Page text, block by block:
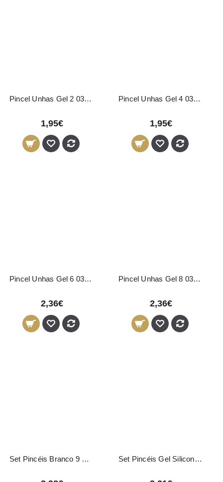
Pincel Unhas Gel 2 03654 Pollié
1,95€
Pincel Unhas Gel 4 03655 Pollié
1,95€
Pincel Unhas Gel 6 03656 Pollié
2,36€
Pincel Unhas Gel 8 03657 Pollié
2,36€
Set Pincéis Branco 9 Unidades Set Pincéis Gel Silicone 3 Unidades